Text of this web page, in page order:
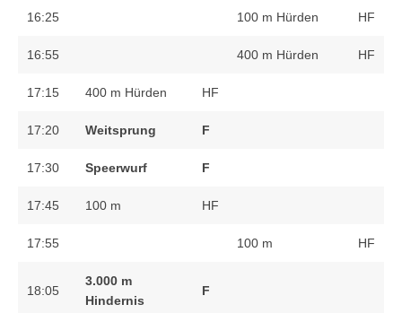
16:25 100 m Hürden HF
16:55 400 m Hürden HF
17:15 400 m Hürden HF
17:20 Weitsprung F
17:30 Speerwurf F
17:45 100 m HF
17:55 100 m HF
18:05
3.000 m
Hindernis
F